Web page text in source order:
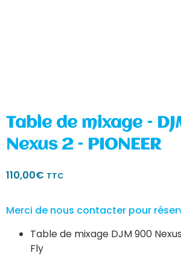
Table de mixage –
Nexus 2 – PIONEER
110,00€ TTC
Merci de nous contacter pour
Table de mixage DJM 900
Fly